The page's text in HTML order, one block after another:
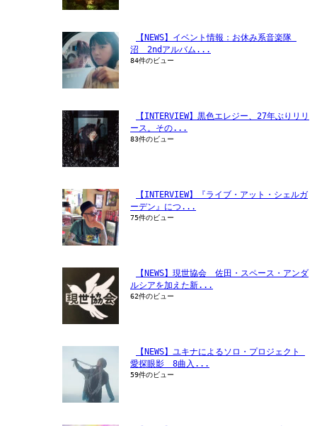
【NEWS】イベント情報：お休み系音楽隊
沼　2ndアルバム...
84件のビュー
【INTERVIEW】黒色エレジー、27年ぶりリリ
ース。その...
83件のビュー
【INTERVIEW】『ライブ・アット・シェルガ
ーデン』につ...
75件のビュー
【NEWS】現世協会　佐田・スペース・アンダ
ルシアを加えた新...
62件のビュー
【NEWS】ユキナによるソロ・プロジェクト
愛探眼影　8曲入...
59件のビュー